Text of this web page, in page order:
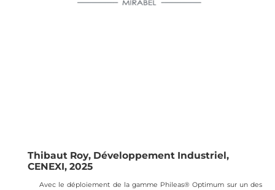
Thibaut Roy, Développement Industriel,
CENEXI, 2025
Avec le déploiement de la gamme Phileas® Optimum sur un des